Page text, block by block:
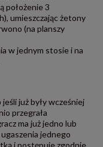
położenie 3
umieszczając żetony
(na planszy
w jednym stosie i na
już były wcześniej
przegrała
ma już jedno lub
jednego
i postępuje zgodnie